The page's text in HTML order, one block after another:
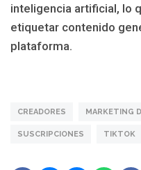
inteligencia artificial, lo
etiquetar contenido
plataforma.
CREADORES MARKETING
SUSCRIPCIONES TIKTOK